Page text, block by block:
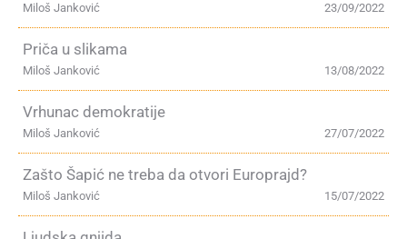
23/09/2022
Miloš Janković
Priča u slikama
13/08/2022
Miloš Janković
Vrhunac demokratije
27/07/2022
Miloš Janković
Zašto Šapić ne treba da otvori Europrajd?
15/07/2022
Miloš Janković